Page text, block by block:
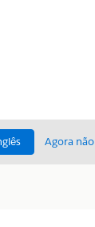
Agora não